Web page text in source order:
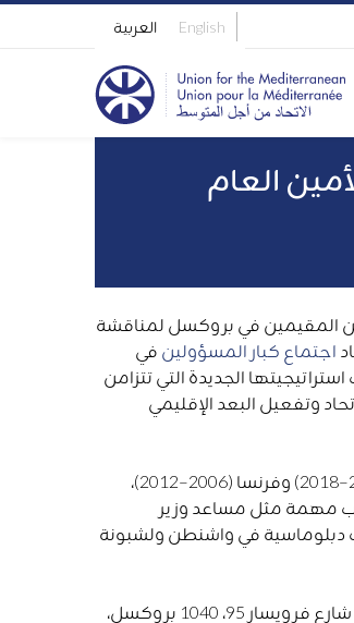
English العربية
العام
المقيمين في بروكسل لمناقشة
اجتماع كبار المسؤولين في
الجديدة التي تتزامن
وتفعيل البعد الإقليمي
ناصر كامل دبلوماسي مصري مخضرم، شغل منصب سفير مصر لدى المملكة المتحدة (2014–2018) وفرنسا (2006–2012)،
تقلّد مناصب مهمة مثل مساعد وزير
دبلوماسية في واشنطن ولشبونة
، الكائن في شارع فرويسار 95، 1040 بروكسل،